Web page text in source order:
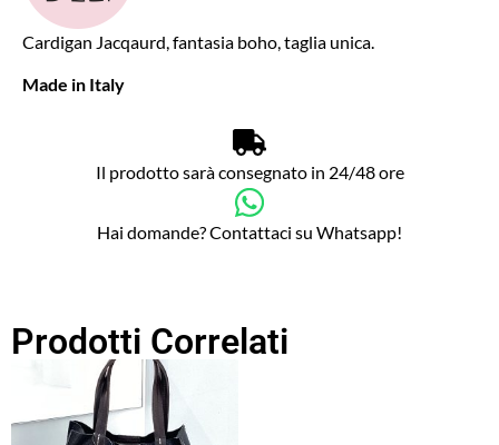
Cardigan Jacqaurd, fantasia boho, taglia unica.
Made in Italy
Il prodotto sarà consegnato in 24/48 ore
Hai domande? Contattaci su Whatsapp!
Prodotti Correlati